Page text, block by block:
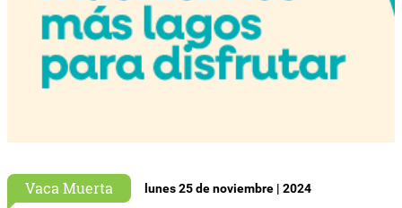
Vaca Muerta lunes 25 de noviembre | 2024